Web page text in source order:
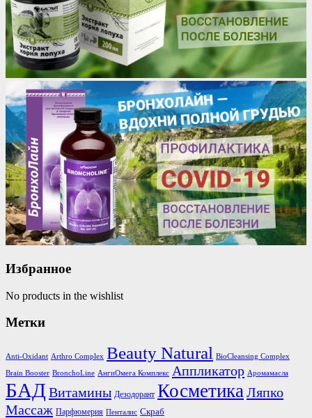
Избранное
No products in the wishlist
Метки
Anti-Oxidant Arthro Complex Beauty Natural BioCleansing Complex
Brain Booster BronchoLine АнгиОмега Комплекс Аппликатор Аромамасла
БАД Витамины Дезодорант Косметика Ляпко
Массаж Парфюмерия Пенталис Скраб